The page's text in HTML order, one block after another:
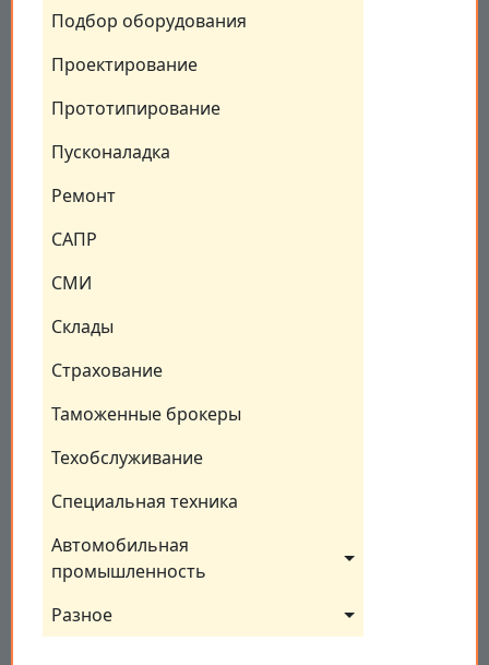
Подбор оборудования
Проектирование
Прототипирование
Пусконаладка
Ремонт
САПР
СМИ
Склады
Страхование
Таможенные брокеры
Техобслуживание
Специальная техника
Автомобильная
промышленность
Разное